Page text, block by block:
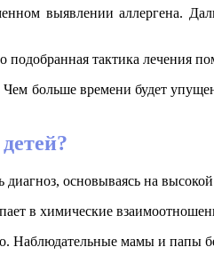
выявлении аллергена.
тактика лечения
больше времени будет
основываясь на
в химические
Наблюдательные мамы и папы